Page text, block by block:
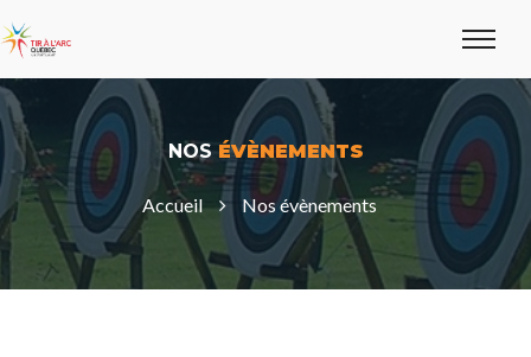
NOSÉVÈNEMENTS
Accueil Nos évènements